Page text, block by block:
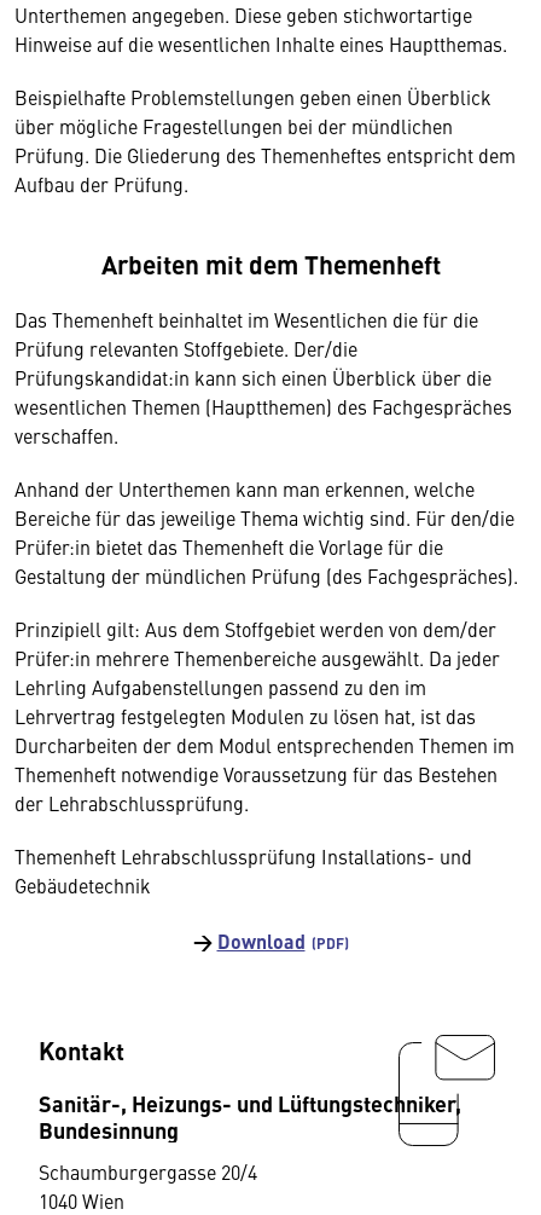
Unterthemen angegeben. Diese geben stichwortartige
Hinweise auf die wesentlichen Inhalte eines Hauptthemas.
Beispielhafte Problemstellungen geben einen Überblick
über mögliche Fragestellungen bei der mündlichen
Prüfung. Die Gliederung des Themenheftes entspricht dem
Aufbau der Prüfung.
Arbeiten mit dem Themenheft
Das Themenheft beinhaltet im Wesentlichen die für die
Prüfung relevanten Stoffgebiete. Der/die
Prüfungskandidat:in kann sich einen Überblick über die
wesentlichen Themen (Hauptthemen) des Fachgespräches
verschaffen.
Anhand der Unterthemen kann man erkennen, welche
Bereiche für das jeweilige Thema wichtig sind. Für den/die
Prüfer:in bietet das Themenheft die Vorlage für die
Gestaltung der mündlichen Prüfung (des Fachgespräches).
Prinzipiell gilt: Aus dem Stoffgebiet werden von dem/der
Prüfer:in mehrere Themenbereiche ausgewählt. Da jeder
Lehrling Aufgabenstellungen passend zu den im
Lehrvertrag festgelegten Modulen zu lösen hat, ist das
Durcharbeiten der dem Modul entsprechenden Themen im
Themenheft notwendige Voraussetzung für das Bestehen
der Lehrabschlussprüfung.
Themenheft Lehrabschlussprüfung Installations- und
Gebäudetechnik
→ Download
Kontakt
Sanitär-, Heizungs- und Lüftungstechniker,
Bundesinnung
Schaumburgergasse 20/4
1040 Wien